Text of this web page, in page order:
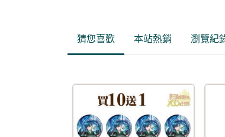
猜您喜歡 本站熱銷 瀏覽紀